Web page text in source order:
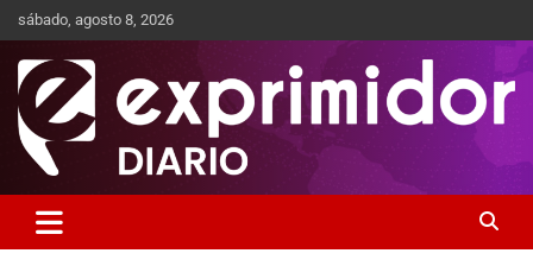
sábado, agosto 8, 2026
Exprimidor media